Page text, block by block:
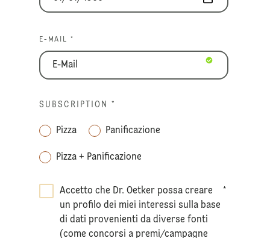
E-MAIL *
SUBSCRIPTION *
Pizza Panificazione
Pizza + Panificazione
Accetto che Dr. Oetker possa creare
un profilo dei miei interessi sulla base
di dati provenienti da diverse fonti
(come concorsi a premi/campagne
*